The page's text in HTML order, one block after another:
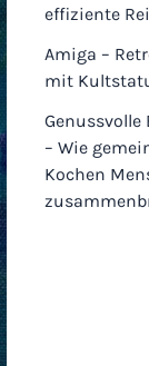
effiziente
Amiga –
mit
Genussvolle
– Wie
Kochen